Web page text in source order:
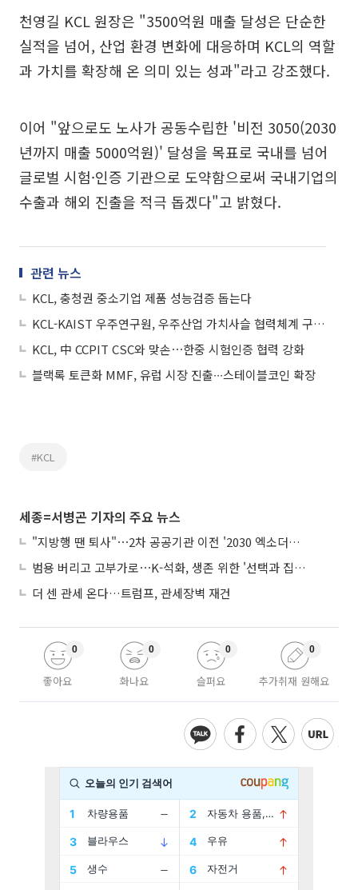
천영길 KCL 원장은 "3500억원 매출 달성은 단순한
실적을 넘어, 산업 환경 변화에 대응하며 KCL의 역할
과 가치를 확장해 온 의미 있는 성과"라고 강조했다.
이어 "앞으로도 노사가 공동수립한 '비전 3050(2030
년까지 매출 5000억원)' 달성을 목표로 국내를 넘어
글로벌 시험·인증 기관으로 도약함으로써 국내기업의
수출과 해외 진출을 적극 돕겠다"고 밝혔다.
관련 뉴스
KCL, 충청권 중소기업 제품 성능검증 돕는다
KCL-KAIST 우주연구원, 우주산업 가치사슬 협력체계 구축 맞손
KCL, 中 CCPIT CSC와 맞손⋯한중 시험인증 협력 강화
블랙록 토큰화 MMF, 유럽 시장 진출∙∙∙스테이블코인 확장
#KCL
세종=서병곤 기자의 주요 뉴스
"지방행 땐 퇴사"⋯2차 공공기관 이전 '2030 엑소더스' 뇌관
범용 버리고 고부가로⋯K-석화, 생존 위한 '선택과 집중'
더 센 관세 온다…트럼프, 관세장벽 재건
좋아요
0
화나요
0
슬퍼요
0
추가취재 원해요
0